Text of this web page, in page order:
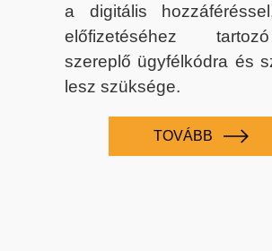
a digitális
előfizetéséhez
szereplő ügyfélkódra és
lesz szüksége.
TOVÁBB